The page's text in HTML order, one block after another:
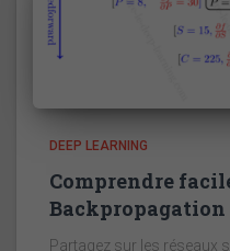
DEEP LEARNING
Comprendre
Backpropagation
Partagez sur les réseaux